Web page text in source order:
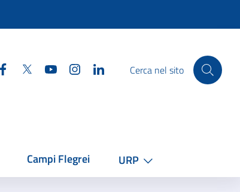
Facebook
Twitter YouTube InstagramLinkedinCerca nel sito
Campi Flegrei URP